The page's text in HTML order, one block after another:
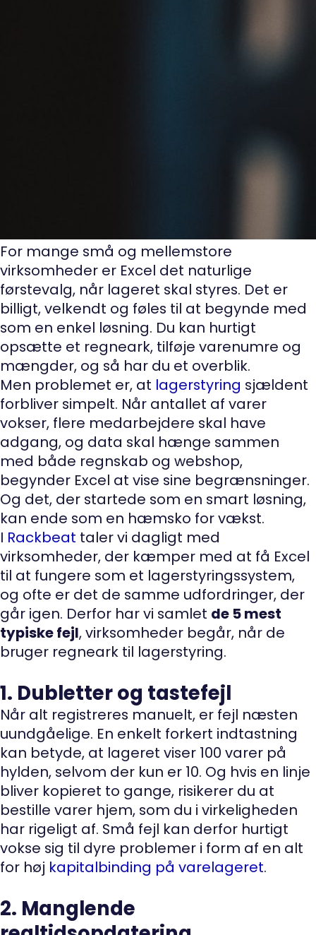
For mange små og mellemstore
virksomheder er Excel det naturlige
førstevalg, når lageret skal styres. Det er
billigt, velkendt og føles til at begynde med
som en enkel løsning. Du kan hurtigt
opsætte et regneark, tilføje varenumre og
mængder, og så har du et overblik.
Men problemet er, at lagerstyring sjældent
forbliver simpelt. Når antallet af varer
vokser, flere medarbejdere skal have
adgang, og data skal hænge sammen
med både regnskab og webshop,
begynder Excel at vise sine begrænsninger.
Og det, der startede som en smart løsning,
kan ende som en hæmsko for vækst.
I Rackbeat taler vi dagligt med
virksomheder, der kæmper med at få Excel
til at fungere som et lagerstyringssystem,
og ofte er det de samme udfordringer, der
går igen. Derfor har vi samlet de 5 mest
typiske fejl, virksomheder begår, når de
bruger regneark til lagerstyring.
1. Dubletter og tastefejl
Når alt registreres manuelt, er fejl næsten
uundgåelige. En enkelt forkert indtastning
kan betyde, at lageret viser 100 varer på
hylden, selvom der kun er 10. Og hvis en linje
bliver kopieret to gange, risikerer du at
bestille varer hjem, som du i virkeligheden
har rigeligt af. Små fejl kan derfor hurtigt
vokse sig til dyre problemer i form af en alt
for høj kapitalbinding på varelageret.
2. Manglende